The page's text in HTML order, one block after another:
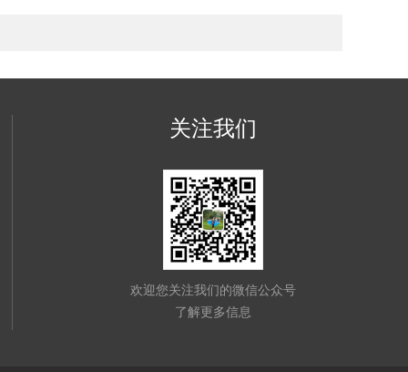
关注我们
欢迎您关注我们的微信公众号
了解更多信息